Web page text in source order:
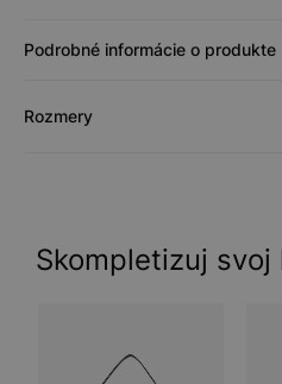
Podrobné informácie o produkte
Rozmery
Skompletizuj svoj